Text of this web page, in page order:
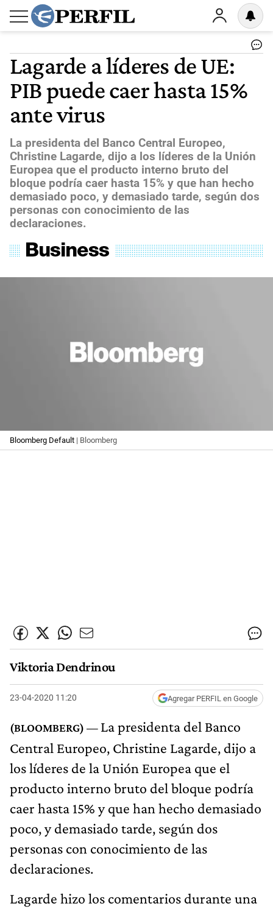
Lagarde a líderes de UE:
PIB puede caer hasta 15%
ante virus
La presidenta del Banco Central Europeo,
Christine Lagarde, dijo a los líderes de la Unión
Europea que el producto interno bruto del
bloque podría caer hasta 15% y que han hecho
demasiado poco, y demasiado tarde, según dos
personas con conocimiento de las
declaraciones.
Bloomberg Default | Bloomberg
Viktoria Dendrinou
23-04-2020 11:20 Agregar PERFIL en Google
La presidenta del Banco
Central Europeo, Christine Lagarde, dijo a
los líderes de la Unión Europea que el
producto interno bruto del bloque podría
caer hasta 15% y que han hecho demasiado
poco, y demasiado tarde, según dos
personas con conocimiento de las
declaraciones.
Lagarde hizo los comentarios durante una